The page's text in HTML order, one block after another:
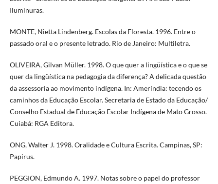
Iluminuras.
MONTE, Nietta Lindenberg. Escolas da Floresta. 1996. Entre o
passado oral e o presente letrado. Rio de Janeiro: Multiletra.
OLIVEIRA, Gilvan Müller. 1998. O que quer a lingüística e o que se
quer da lingüística na pedagogia da diferença? A delicada questão
da assessoria ao movimento indígena. In: Ameríndia: tecendo os
caminhos da Educação Escolar. Secretaria de Estado da Educação/
Conselho Estadual de Educação Escolar Indígena de Mato Grosso.
Cuiabá: RGA Editora.
ONG, Walter J. 1998. Oralidade e Cultura Escrita. Campinas, SP:
Papirus.
PEGGION, Edmundo A. 1997. Notas sobre o papel do professor